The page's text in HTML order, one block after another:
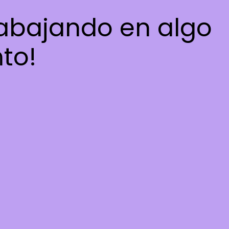
en algo